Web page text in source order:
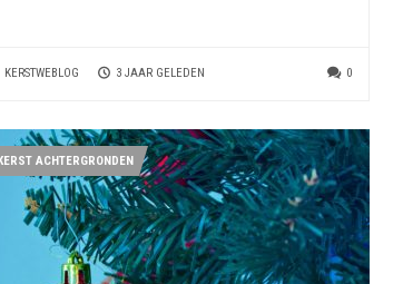
KERSTWEBLOG 3 JAAR GELEDEN 0
ACHTERGRONDEN